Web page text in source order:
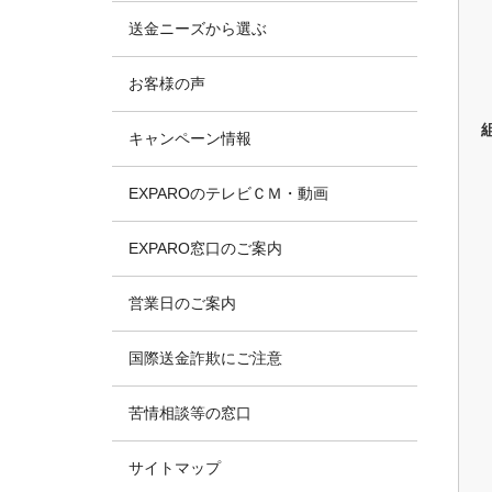
送金ニーズから選ぶ
お客様の声
キャンペーン情報
EXPAROのテレビＣＭ・動画
EXPARO窓口のご案内
営業日のご案内
国際送金詐欺にご注意
苦情相談等の窓口
サイトマップ